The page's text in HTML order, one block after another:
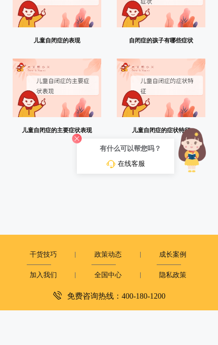
儿童自闭症的表现 自闭症的孩子有哪些症状
儿童自闭症的主要症状表现 儿童自闭症的症状特征
干货技巧 政策动态 成长案例
加入我们 全国中心 隐私政策
深圳市复米健康科技有限公司
有什么可以帮您吗？
在线客服
免费咨询热线：400-180-1200